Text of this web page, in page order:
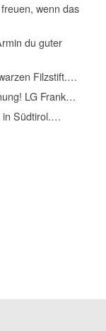
wenn das
du guter
Filzstift.…
LG Frank…
in Südtirol.…